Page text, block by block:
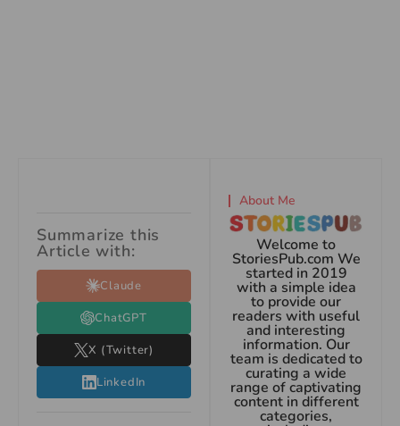
Summarize this
Article with:
Claude
ChatGPT
X (Twitter)
LinkedIn
About Me
Welcome to
StoriesPub.com We
started in 2019
with a simple idea
to provide our
readers with useful
and interesting
information. Our
team is dedicated to
curating a wide
range of captivating
content in different
categories,